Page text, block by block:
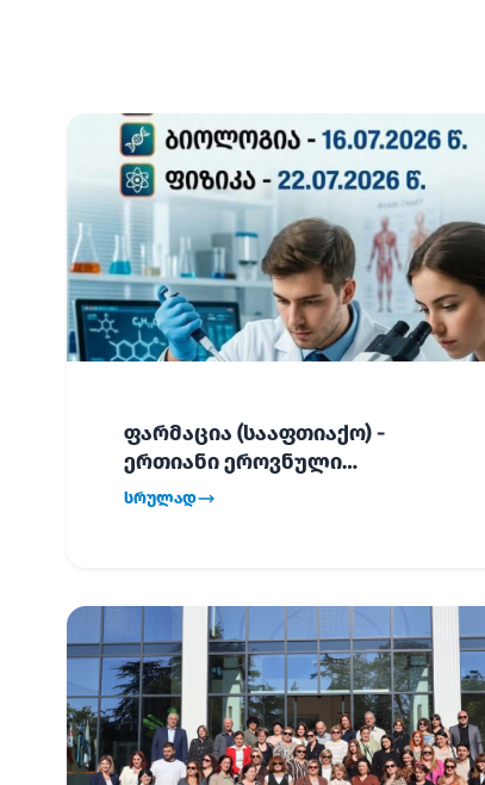
ფარმაცია (სააფთიაქო) -
ერთიანი ეროვნული
გამოცდების განრიგი!
სრულად